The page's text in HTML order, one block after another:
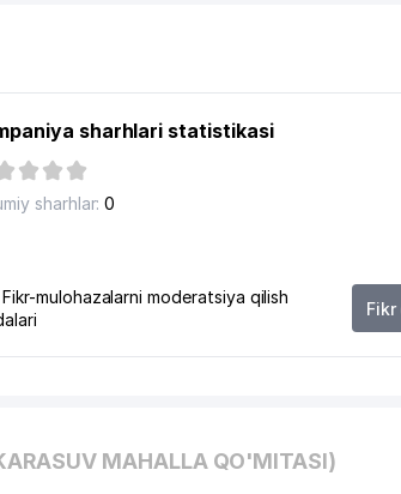
UYI
sharhlari statistikasi
sharhlar: 0
Fikr-mulohazalarni moderatsiya qilish
MAHALLA QO'MITASI)